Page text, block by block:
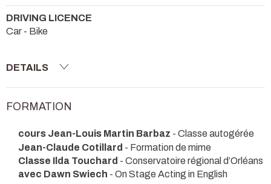
DRIVING LICENCE
Car - Bike
DETAILS
FORMATION
cours Jean-Louis Martin Barbaz - Classe autogérée
Jean-Claude Cotillard - Formation de mime
Classe Ilda Touchard - Conservatoire régional d’Orléans
avec Dawn Swiech - On Stage Acting in English